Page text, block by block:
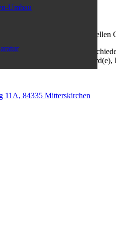
Umbau
45 Jahren für professionellen
mehr als 250 Exponate
11A, 84335 Mitterskirchen